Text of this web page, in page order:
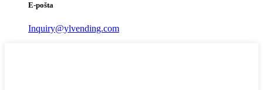
E-pošta
Inquiry@ylvending.com